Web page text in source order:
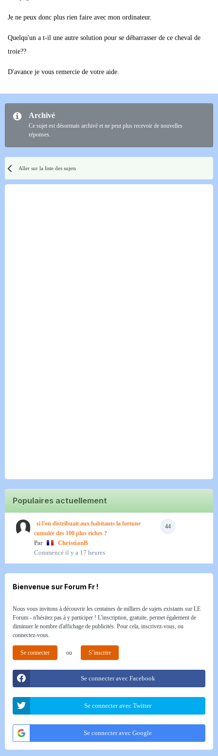
Je ne peux donc plus rien faire avec mon ordinateur.
Quelqu'un a t-il une autre solution pour se débarrasser de ce cheval de
troie??
D'avance je vous remercie de votre aide.
Archivé
Ce sujet est désormais archivé et ne peut plus recevoir de nouvelles
réponses.
Aller sur la liste des sujets
Populaires actuellement
44
si l'on distribuait aux habitants la fortune
cumulée des 100 plus riches ?
Par
ChristianB
Commencé il y a 17 heures
Bienvenue sur Forum Fr !
Nous vous invitons à découvrir les centaines de milliers de sujets existants sur LE
Forum - n'hésitez pas à y participer ! L'inscription, gratuite, permet également de
diminuer le nombre d'affichage de publicités. Pour cela, inscrivez-vous, ou
connectez-vous.
Se connecter ou S’inscrire
Se connecter avec Facebook
Se connecter avec Twitter
Se connecter avec Google